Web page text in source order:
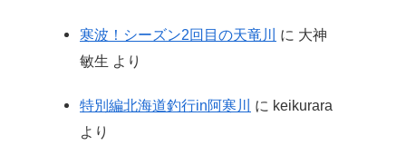
寒波！シーズン2回目の天竜川 に 大神
敏生 より
特別編北海道釣行in阿寒川 に keikurara
より